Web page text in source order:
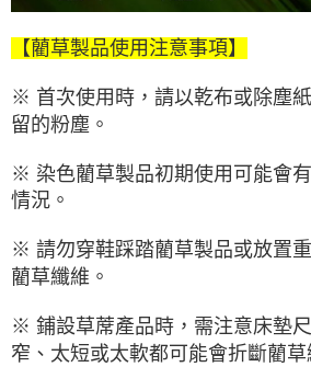
【藺草製品使用注意事項】
※ 首次使用時，請以乾布或除塵
留的粉塵。
※ 染色藺草製品初期使用可能會
情況。
※ 請勿穿鞋踩踏藺草製品或放置
藺草纖維。
※ 鋪設草蓆產品時，需注意床墊
窄、太短或太軟都可能會折斷藺草